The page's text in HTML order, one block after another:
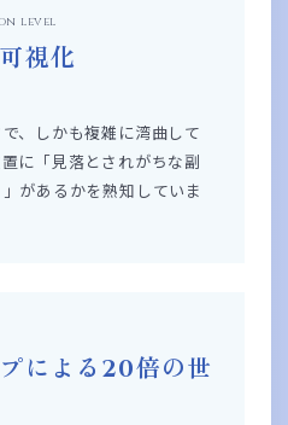
level
視化
、しかも複雑に湾曲して
に「見落とされがちな副
があるかを熟知していま
による20倍の世